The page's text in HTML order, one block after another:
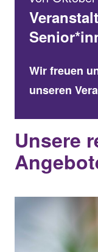
Wir freuen
unseren
Unsere